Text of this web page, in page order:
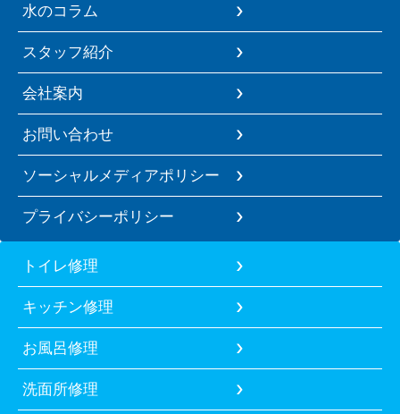
水のコラム
スタッフ紹介
会社案内
お問い合わせ
ソーシャルメディアポリシー
プライバシーポリシー
トイレ修理
キッチン修理
お風呂修理
洗面所修理